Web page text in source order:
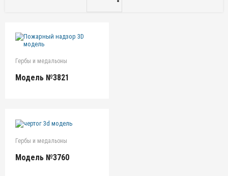
Гербы и медальоны
Модель №3821
Гербы и медальоны
Модель №3760